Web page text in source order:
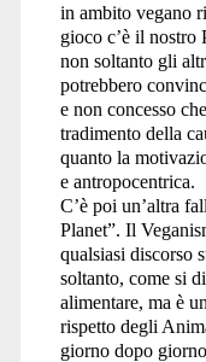
in ambito vegano
gioco c’è il nostro
non soltanto gli
potrebbero
e non concesso
tradimento della
quanto la
e antropocentrica.
C’è poi un’altra
Planet”. Il
qualsiasi discorso
soltanto, come si
alimentare, ma è
rispetto degli
giorno dopo